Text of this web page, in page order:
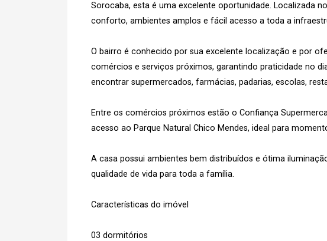
Sorocaba, esta é uma excelente oportunidade. Localizada
conforto, ambientes amplos e fácil acesso a toda a
O bairro é conhecido por sua excelente localização e por
comércios e serviços próximos, garantindo praticidade no
encontrar supermercados, farmácias, padarias, escolas,
Entre os comércios próximos estão o Confiança
acesso ao Parque Natural Chico Mendes, ideal para
A casa possui ambientes bem distribuídos e ótima
qualidade de vida para toda a família.
Características do imóvel
03 dormitórios